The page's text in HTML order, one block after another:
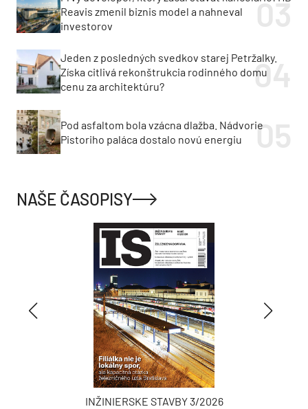
Reavis zmenil biznis model a nahneval
investorov
Jeden z posledných svedkov starej Petržalky.
Získa citlivá rekonštrukcia rodinného domu
cenu za architektúru?
Pod asfaltom bola vzácna dlažba. Nádvorie
Pistoriho paláca dostalo novú energiu
NAŠE ČASOPISY
INŽINIERSKE STAVBY 3/2026